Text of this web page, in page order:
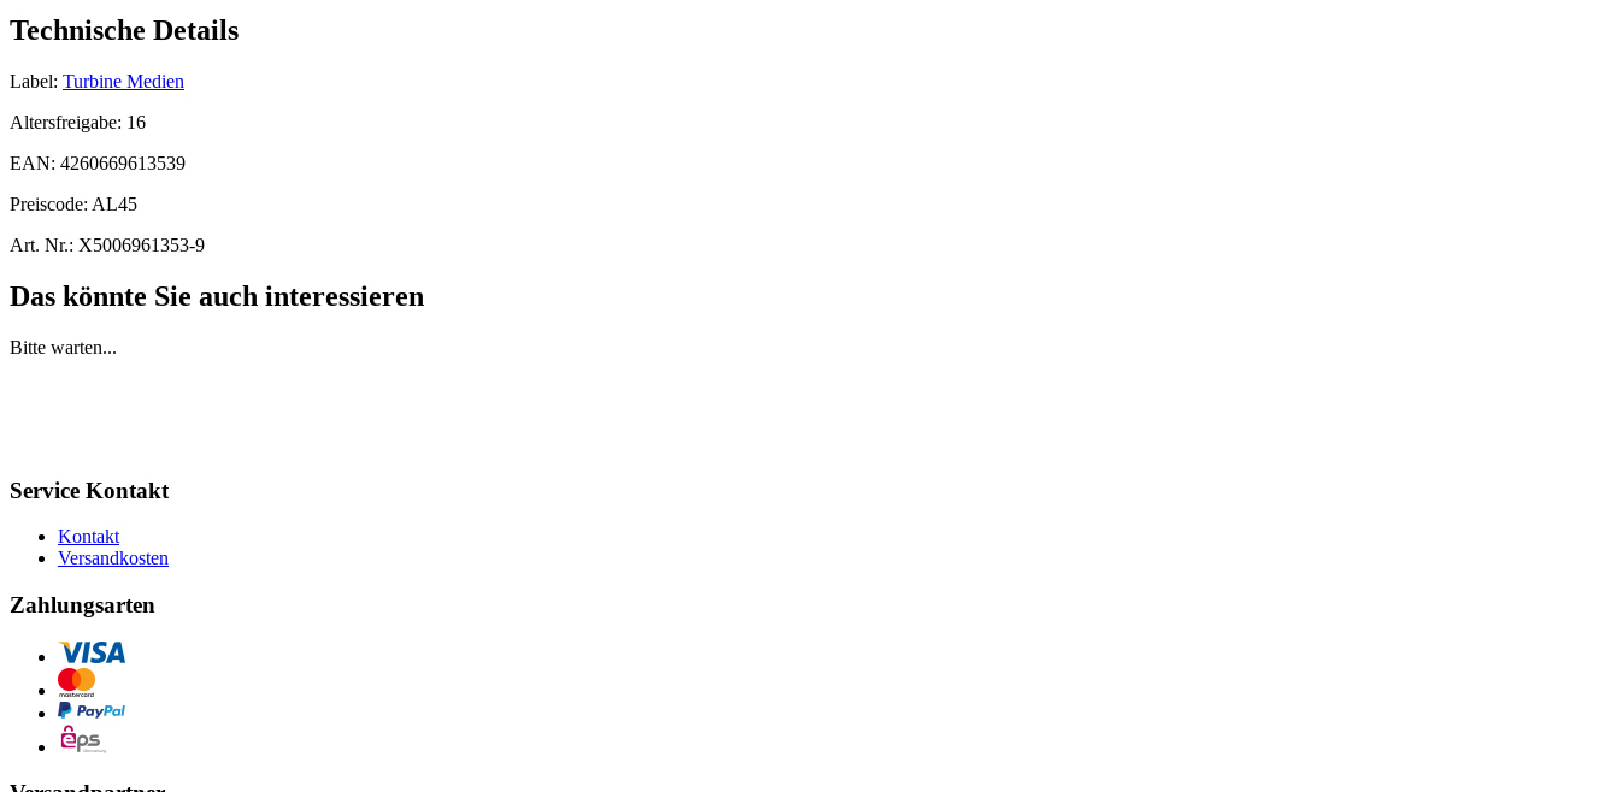
Technische Details
Label: Turbine Medien
Altersfreigabe: 16
EAN: 4260669613539
Preiscode: AL45
Art. Nr.: X5006961353-9
Das könnte Sie auch interessieren
Bitte warten...
Service Kontakt
Kontakt
Versandkosten
Zahlungsarten